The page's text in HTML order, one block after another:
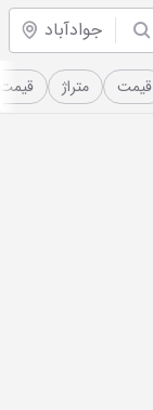
جوادآباد
قیمت متراژ